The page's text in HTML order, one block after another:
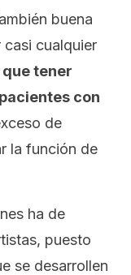
buena
cualquier
tener
con
de
la función de
ha de
puesto
se desarrollen